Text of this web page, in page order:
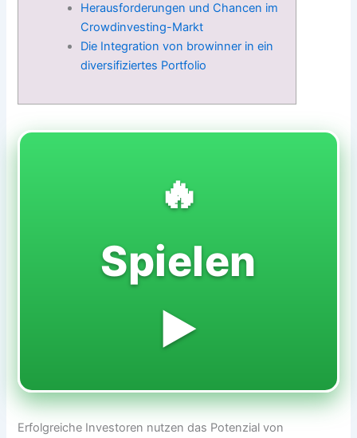
Herausforderungen und Chancen im
Crowdinvesting-Markt
Die Integration von browinner in ein
diversifiziertes Portfolio
🔥
Spielen
▶️
Erfolgreiche Investoren nutzen das Potenzial von